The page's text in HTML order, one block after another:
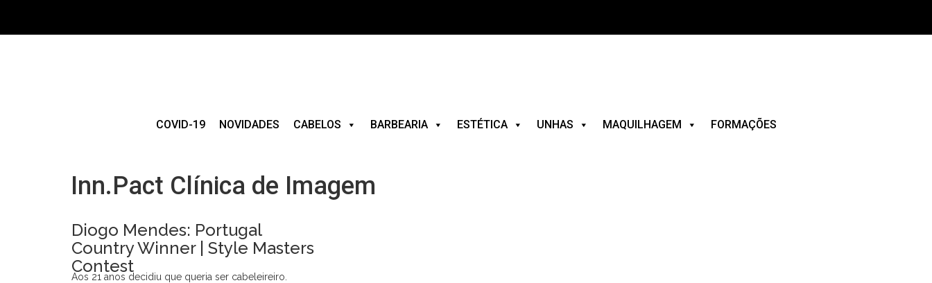
COVID-19 NOVIDADES CABELOS BARBEARIA ESTÉTICA UNHAS MAQUILHAGEM FORMAÇÕES
Inn.Pact Clínica de Imagem
Diogo Mendes: Portugal
Country Winner | Style Masters
Contest
Aos 21 anos decidiu que queria ser cabeleireiro.